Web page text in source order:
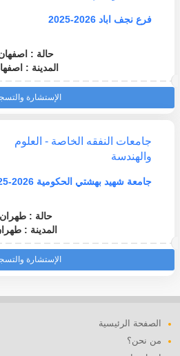
فرع نجف اباد 2026-2025
حالة : اصفهان
المدينة :
الإستشارة
جامعات النفقه الخاصة - العلوم
والهندسة
جامعة شهيد بهشتي الحكومية 2026-2025
حالة : طهران
المدينة :
الإستشارة
الصفحة الرئيسية
من نحن؟